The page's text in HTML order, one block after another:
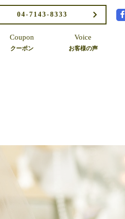
04-7143-8333
Coupon
クーポン
Voice
お客様の声